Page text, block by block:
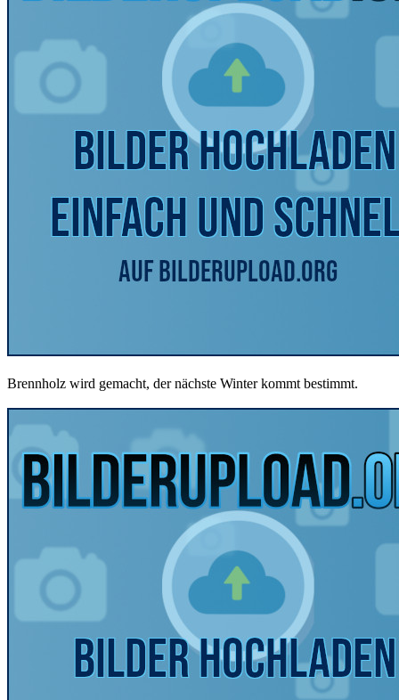
Brennholz wird gemacht, der nächste Winter kommt bestimmt.